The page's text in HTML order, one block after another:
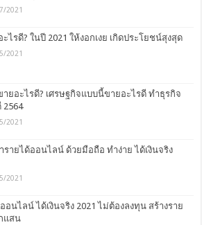
2021
ไรดี? ในปี 2021 ให้งอกเงย เกิดประโยชน์สุงสุด
2021
ายอะไรดี? เศรษฐกิจแบบนี้ขายอะไรดี ทำธุรกิจ
2564
2021
รายได้ออนไลน์ ด้วยมือถือ ทำง่าย ได้เงินจริง
2021
อนไลน์ ได้เงินจริง 2021 ไม่ต้องลงทุน สร้างราย
แสน